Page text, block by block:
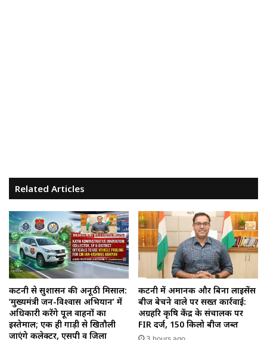
Related Articles
कटनी से सुशासन की अनूठी मिसाल:
‘मुख्यमंत्री जन-विश्वास अभियान’ में
अधिकारी करेंगे पूल वाहनों का
इस्तेमाल; एक ही गाड़ी से खितौली
जाएंगे कलेक्टर, एसपी व जिला
कटनी में अमानक और बिना लाइसेंस
बीज बेचने वाले पर सख्त कार्रवाई:
अग्रहरि कृषि केंद्र के संचालक पर
FIR दर्ज, 150 किलो बीज जब्त